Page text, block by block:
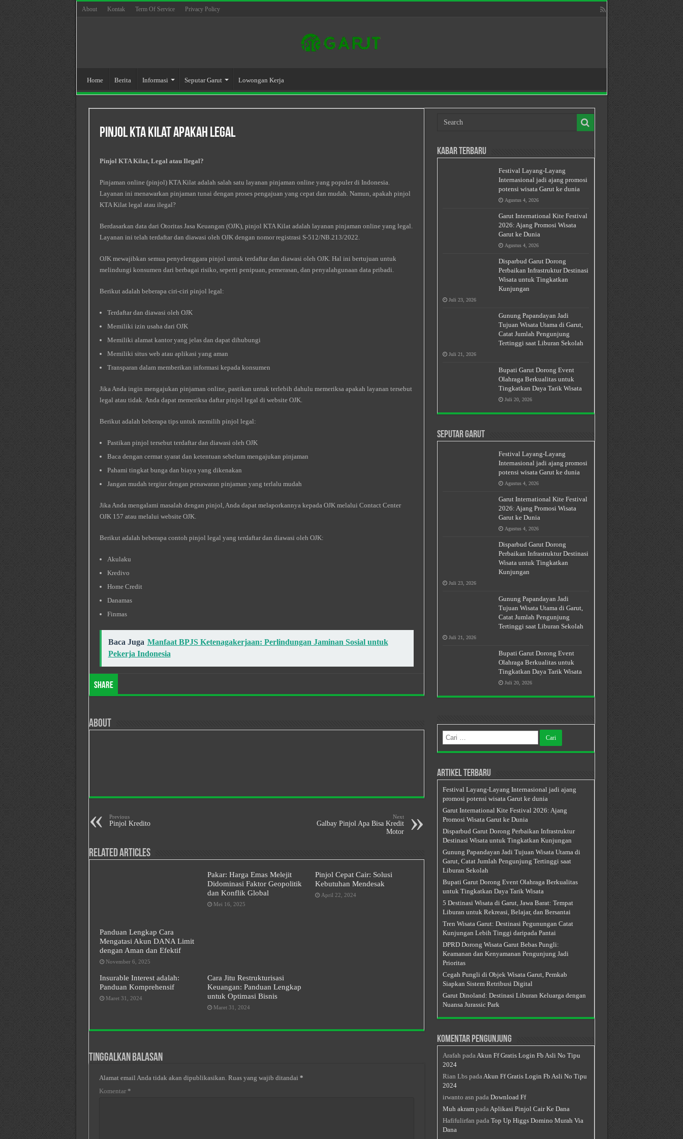
About Kontak Term Of Service Privacy Policy
Home Berita Informasi Seputar Garut Lowongan Kerja
Pinjol Kta Kilat Apakah Legal
Pinjol KTA Kilat, Legal atau Ilegal?
Pinjaman online (pinjol) KTA Kilat adalah salah satu layanan pinjaman online yang populer di Indonesia.
Layanan ini menawarkan pinjaman tunai dengan proses pengajuan yang cepat dan mudah. Namun, apakah pinjol
KTA Kilat legal atau ilegal?
Berdasarkan data dari Otoritas Jasa Keuangan (OJK), pinjol KTA Kilat adalah layanan pinjaman online yang legal.
Layanan ini telah terdaftar dan diawasi oleh OJK dengan nomor registrasi S-512/NB.213/2022.
OJK mewajibkan semua penyelenggara pinjol untuk terdaftar dan diawasi oleh OJK. Hal ini bertujuan untuk
melindungi konsumen dari berbagai risiko, seperti penipuan, pemerasan, dan penyalahgunaan data pribadi.
Berikut adalah beberapa ciri-ciri pinjol legal:
Terdaftar dan diawasi oleh OJK
Memiliki izin usaha dari OJK
Memiliki alamat kantor yang jelas dan dapat dihubungi
Memiliki situs web atau aplikasi yang aman
Transparan dalam memberikan informasi kepada konsumen
Jika Anda ingin mengajukan pinjaman online, pastikan untuk terlebih dahulu memeriksa apakah layanan tersebut
legal atau tidak. Anda dapat memeriksa daftar pinjol legal di website OJK.
Berikut adalah beberapa tips untuk memilih pinjol legal:
Pastikan pinjol tersebut terdaftar dan diawasi oleh OJK
Baca dengan cermat syarat dan ketentuan sebelum mengajukan pinjaman
Pahami tingkat bunga dan biaya yang dikenakan
Jangan mudah tergiur dengan penawaran pinjaman yang terlalu mudah
Jika Anda mengalami masalah dengan pinjol, Anda dapat melaporkannya kepada OJK melalui Contact Center
OJK 157 atau melalui website OJK.
Berikut adalah beberapa contoh pinjol legal yang terdaftar dan diawasi oleh OJK:
Akulaku
Kredivo
Home Credit
Danamas
Finmas
Baca Juga Manfaat BPJS Ketenagakerjaan: Perlindungan Jaminan Sosial untuk
Pekerja Indonesia
Share
About
Previous
Pinjol Kredito
Next
Galbay Pinjol Apa Bisa Kredit
Motor
Related Articles
Panduan Lengkap Cara
Mengatasi Akun DANA Limit
dengan Aman dan Efektif
November 6, 2025
Pakar: Harga Emas Melejit
Didominasi Faktor Geopolitik
dan Konflik Global
Mei 16, 2025
Pinjol Cepat Cair: Solusi
Kebutuhan Mendesak
April 22, 2024
Insurable Interest adalah:
Panduan Komprehensif
Maret 31, 2024
Cara Jitu Restrukturisasi
Keuangan: Panduan Lengkap
untuk Optimasi Bisnis
Maret 31, 2024
Tinggalkan Balasan
Alamat email Anda tidak akan dipublikasikan. Ruas yang wajib ditandai *
Komentar *
Kabar Terbaru
Festival Layang-Layang
Internasional jadi ajang promosi
potensi wisata Garut ke dunia
Agustus 4, 2026
Garut International Kite Festival
2026: Ajang Promosi Wisata
Garut ke Dunia
Agustus 4, 2026
Disparbud Garut Dorong
Perbaikan Infrastruktur Destinasi
Wisata untuk Tingkatkan
Kunjungan
Juli 23, 2026
Gunung Papandayan Jadi
Tujuan Wisata Utama di Garut,
Catat Jumlah Pengunjung
Tertinggi saat Liburan Sekolah
Juli 21, 2026
Bupati Garut Dorong Event
Olahraga Berkualitas untuk
Tingkatkan Daya Tarik Wisata
Juli 20, 2026
Seputar Garut
Festival Layang-Layang
Internasional jadi ajang promosi
potensi wisata Garut ke dunia
Agustus 4, 2026
Garut International Kite Festival
2026: Ajang Promosi Wisata
Garut ke Dunia
Agustus 4, 2026
Disparbud Garut Dorong
Perbaikan Infrastruktur Destinasi
Wisata untuk Tingkatkan
Kunjungan
Juli 23, 2026
Gunung Papandayan Jadi
Tujuan Wisata Utama di Garut,
Catat Jumlah Pengunjung
Tertinggi saat Liburan Sekolah
Juli 21, 2026
Bupati Garut Dorong Event
Olahraga Berkualitas untuk
Tingkatkan Daya Tarik Wisata
Juli 20, 2026
Cari
untuk:
Artikel Terbaru
Festival Layang-Layang Internasional jadi ajang
promosi potensi wisata Garut ke dunia
Garut International Kite Festival 2026: Ajang
Promosi Wisata Garut ke Dunia
Disparbud Garut Dorong Perbaikan Infrastruktur
Destinasi Wisata untuk Tingkatkan Kunjungan
Gunung Papandayan Jadi Tujuan Wisata Utama di
Garut, Catat Jumlah Pengunjung Tertinggi saat
Liburan Sekolah
Bupati Garut Dorong Event Olahraga Berkualitas
untuk Tingkatkan Daya Tarik Wisata
5 Destinasi Wisata di Garut, Jawa Barat: Tempat
Liburan untuk Rekreasi, Belajar, dan Bersantai
Tren Wisata Garut: Destinasi Pegunungan Catat
Kunjungan Lebih Tinggi daripada Pantai
DPRD Dorong Wisata Garut Bebas Pungli:
Keamanan dan Kenyamanan Pengunjung Jadi
Prioritas
Cegah Pungli di Objek Wisata Garut, Pemkab
Siapkan Sistem Retribusi Digital
Garut Dinoland: Destinasi Liburan Keluarga dengan
Nuansa Jurassic Park
Komentar Pengunjung
Arafah padaAkun Ff Gratis Login Fb Asli No Tipu
2024
Rian LbspadaAkun Ff Gratis Login Fb Asli No Tipu
2024
irwanto asn pada Download Ff
Muh akrampadaAplikasi Pinjol Cair Ke Dana
Hafifulirfan pada Top Up Higgs Domino Murah Via
Dana